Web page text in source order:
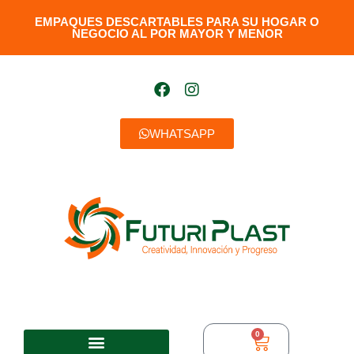
EMPAQUES DESCARTABLES PARA SU HOGAR O
NEGOCIO AL POR MAYOR Y MENOR​
WHATSAPP
0